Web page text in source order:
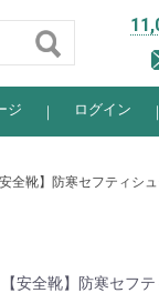
ジ ログイン
全靴】防寒セフティシ
【安全靴】防寒セフ